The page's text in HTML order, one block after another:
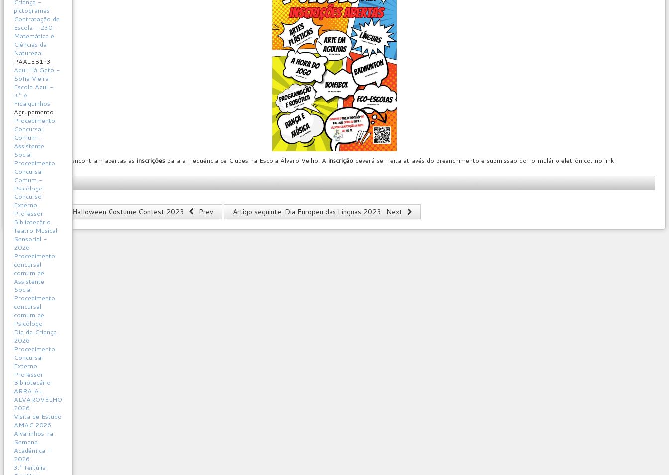
Informa-se que se encontram abertas as inscrições para a frequência de Clubes na Escola Álvaro Velho. A inscrição deverá ser feita através do preenchimento e submissão do formulário eletrónico, no link
disponibilizado.
INSCRIÇÃO
Artigo anterior: Halloween Costume Contest 2023 Prev Artigo seguinte: Dia Europeu das Línguas 2023 Next
Criança -
pictogramas
Contratação de
Escola – 230 -
Matemática e
Ciências da
Natureza
PAA_EB1n3
Aqui Há Gato -
Sofia Vieira
Escola Azul -
3.º A
Fidalguinhos
Agrupamento
Procedimento
Concursal
Comum -
Assistente
Social
Procedimento
Concursal
Comum -
Psicólogo
Concurso
Externo
Professor
Bibliotecário
Teatro Musical
Sensorial -
2026
Procedimento
concursal
comum de
Assistente
Social
Procedimento
concursal
comum de
Psicólogo
Dia da Criança
2026
Procedimento
Concursal
Externo
Professor
Bibliotecário
ARRAIAL
ALVAROVELHO
2026
Visita de Estudo
AMAC 2026
Alvarinhos na
Semana
Académica -
2026
3.ª Tertúlia